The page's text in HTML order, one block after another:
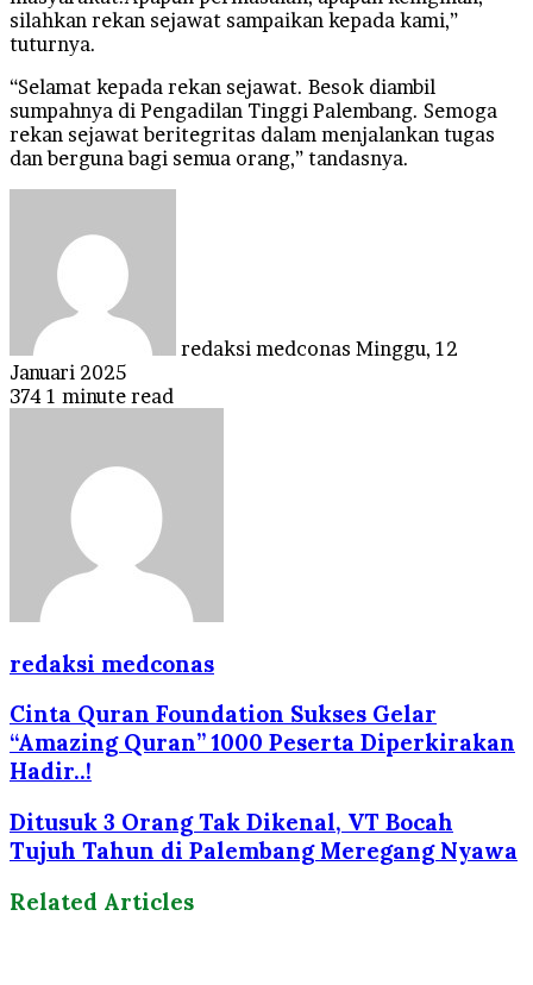
silahkan rekan sejawat sampaikan kepada kami,”
tuturnya.
“Selamat kepada rekan sejawat. Besok diambil
sumpahnya di Pengadilan Tinggi Palembang. Semoga
rekan sejawat beritegritas dalam menjalankan tugas
dan berguna bagi semua orang,” tandasnya.
redaksi medconas Minggu, 12
Januari 2025
374 1 minute read
redaksi medconas
Cinta Quran Foundation Sukses Gelar
“Amazing Quran” 1000 Peserta Diperkirakan
Hadir..!
Ditusuk 3 Orang Tak Dikenal, VT Bocah
Tujuh Tahun di Palembang Meregang Nyawa
Related Articles